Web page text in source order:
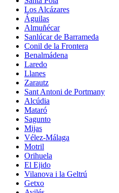
Los Alcázares
Águilas
Almuñécar
Sanlúcar de Barrameda
Conil de la Frontera
Benalmádena
Laredo
Llanes
Zarautz
Sant Antoni de Portmany
Alcúdia
Mataró
Sagunto
Mijas
Vélez-Málaga
Motril
Orihuela
El Ejido
Vilanova i la Geltrú
Getxo